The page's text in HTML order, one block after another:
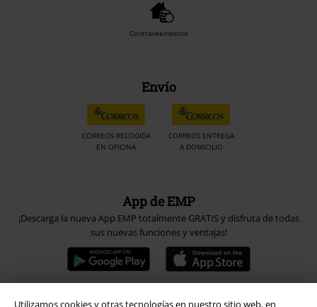
Utilizamos cookies y otras tecnologías en nuestro sitio web, en
Contrareembolso
Envío
CORREOS RECOGIDA
EN OFICINA
CORREOS ENTREGA
A DOMICILIO
App de EMP
¡Descarga la nueva App EMP totalmente GRATIS y disfruta de todas
sus nuevas funciones y ventajas!